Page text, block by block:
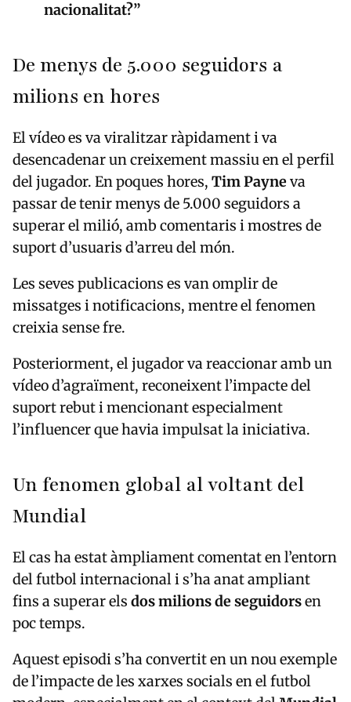
nacionalitat?”
De menys de 5.000 seguidors a
milions en hores
El vídeo es va viralitzar ràpidament i va
desencadenar un creixement massiu en el perfil
del jugador. En poques hores, Tim Payneva
passar de tenir menys de 5.000 seguidors a
superar el milió, amb comentaris i mostres de
suport d’usuaris d’arreu del món.
Les seves publicacions es van omplir de
missatges i notificacions, mentre el fenomen
creixia sense fre.
Posteriorment, el jugador va reaccionar amb un
vídeo d’agraïment, reconeixent l’impacte del
suport rebut i mencionant especialment
l’influencer que havia impulsat la iniciativa.
Un fenomen global al voltant del
Mundial
El cas ha estat àmpliament comentat en l’entorn
del futbol internacional i s’ha anat ampliant
fins a superar els dos milions de seguidorsen
poc temps.
Aquest episodi s’ha convertit en un nou exemple
de l’impacte de les xarxes socials en el futbol